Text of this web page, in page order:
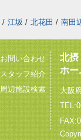
/ 江坂 / 北花田 / 南田
お問い合わせ
スタッフ紹介
周辺施設検索
北摂
ホー
大阪